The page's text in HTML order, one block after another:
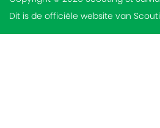
Dit is de officiële website van